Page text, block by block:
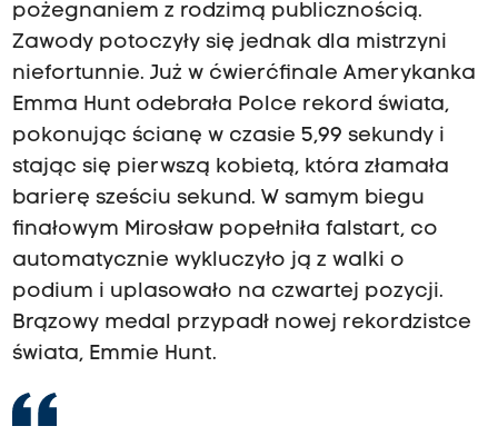
pożegnaniem z rodzimą publicznością.
Zawody potoczyły się jednak dla mistrzyni
niefortunnie. Już w ćwierćfinale Amerykanka
Emma Hunt odebrała Polce rekord świata,
pokonując ścianę w czasie 5,99 sekundy i
stając się pierwszą kobietą, która złamała
barierę sześciu sekund. W samym biegu
finałowym Mirosław popełniła falstart, co
automatycznie wykluczyło ją z walki o
podium i uplasowało na czwartej pozycji.
Brązowy medal przypadł nowej rekordzistce
świata, Emmie Hunt.